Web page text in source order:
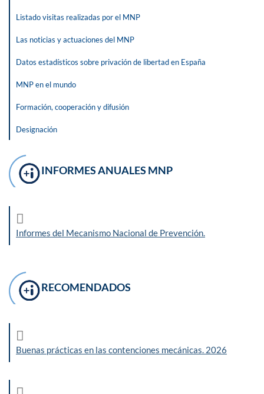
Listado visitas realizadas por el MNP
Las noticias y actuaciones del MNP
Datos estadísticos sobre privación de libertad en España
MNP en el mundo
Formación, cooperación y difusión
Designación
INFORMES ANUALES MNP
Informes del Mecanismo Nacional de Prevención.
RECOMENDADOS
Buenas prácticas en las contenciones mecánicas. 2026